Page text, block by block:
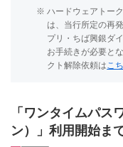
※ ハードウェアトー
は、当行所定の再
プリ・ちば興銀ダ
お手続きが必要と
クト解除依頼はこ
「ワンタイムパス
ン）」利用開始ま